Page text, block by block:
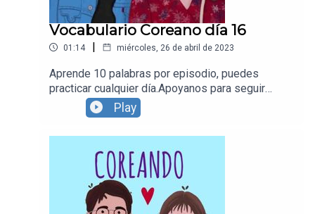
Vocabulario Coreano día 16
01:14 | miércoles, 26 de abril de 2023
Aprende 10 palabras por episodio, puedes
practicar cualquier día.Apoyanos para seguir
creando contenido y continuar con
Coreando:https://supporter.acast.com/coreandoR
ecuerda seguirnos en todas nuestras redes
sociales! https://www.instagram.com/coreandola
https://www.youtube.com/c/Coreando https://ww
w.facebook.com/Coreandolahttps://www.youtube.
com/c/Coreando https://www.facebook.com/Cor
eandola
Play